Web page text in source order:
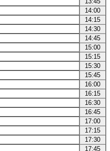
14:00
14:15
14:30
14:45
15:00
15:15
15:30
15:45
16:00
16:15
16:30
16:45
17:00
17:15
17:30
17:45